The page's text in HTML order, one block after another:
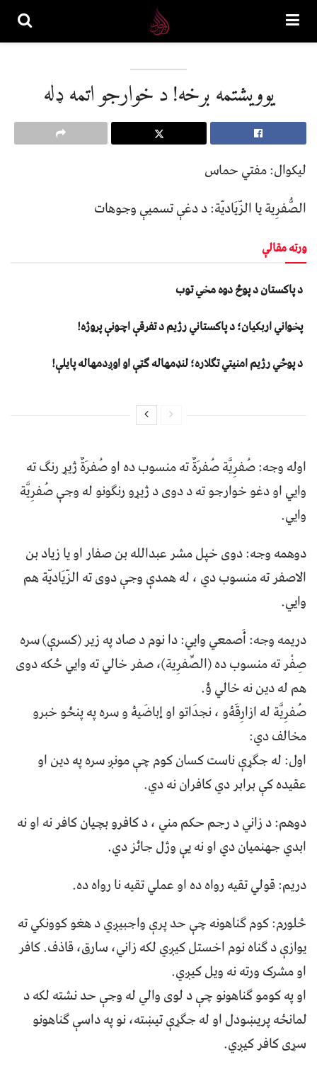
يوويشتمه برخه! د خوارجو اتمه ډله
لیکوال: مفتي حماس
الصُّفرِية يا الزّيَاديّة: د دغې تسميې وجوهات
ورته مقالې
د پاکستان د پوځ دوه مخي توب
پخواني اربکیان؛ د پاکستاني رژیم د تفرقې اچونې پروژه!
د پوځي رژیم امنیتي تګلاره؛ لنډمهاله ګټې او اوږدمهاله پایلې!
اوله وجه: صُفرِيَّة صُفرَةٌ ته منسوب ده او صُفرَةٌ ژيړ رنګ ته
وايي او دغو خوارجو ته د دوی د ژيړو رنګونو له وجې صُفرِيَّة
وايي.
دوهمه وجه: دوی خپل مشر عبدالله بن صفار او يا زياد بن
الاصفر ته منسوب دي ، له همدې وجې دوی ته الزّيَاديّة هم
وايي.
دريمه وجه: أَصمعي وايي: دا نوم د صاد په زير (کسرې) سره
صِفْر ته منسوب ده (الصِّفرِية)، صفر خالي ته وايي ځکه دوی
هم له دين نه خالي ؤ.
صُفرِيَّة له ازارِقَۀو ، نجدَاتو او إباضَيۀ و سره په پنځو خبرو
مخالف دي:
اول: له جګړې ناست کسان کوم چې مونږ سره په دين او
عقيده کې برابر دي کافران نه دي.
دوهم: د زاني د رجم حکم مني ، د کافرو بچيان کافر نه او نه
ابدي جهنميان دي او نه يې وژل جائز دي.
دريم: قولي تقيه رواه ده او عملي تقيه نا رواه ده.
څلورم: کوم ګناهونه چې حد پرې واجبيږي د هغو کوونکي ته
يوازې د ګناه نوم اخستل کيږي لکه زاني، سارق، قاذف. کافر
او مشرک ورته نه ويل کيږي.
او په کومو ګناهونو چې د لوی والي له وجې حد نشته لکه د
لمانځه پريښودل او له جګړې تيښته، نو په داسې ګناهونو
سړی کافر کيږي.